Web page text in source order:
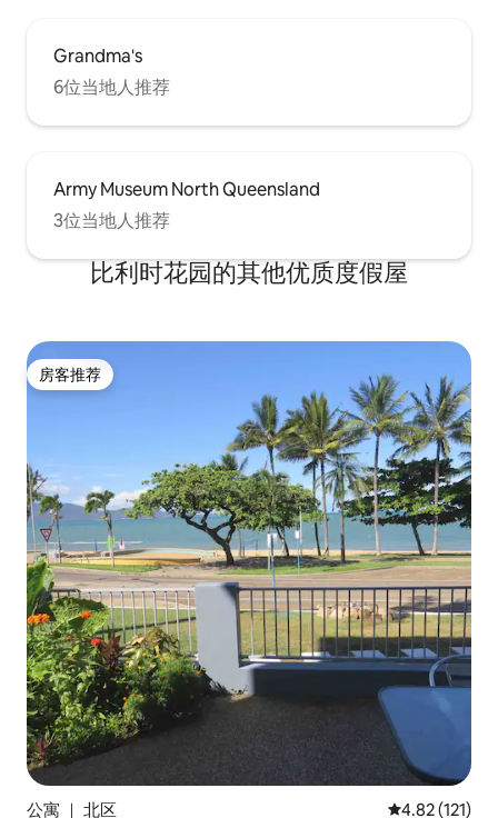
Grandma's
6位当地人推荐
Army Museum North Queensland
3位当地人推荐
比利时花园的其他优质度假屋
房客推荐
房客推荐
公寓 ｜ 北区 平均评分 4.82
4.82 (121)